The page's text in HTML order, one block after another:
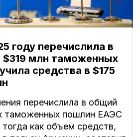
году перечислила в
млн таможенных
средства в $175
перечислила в общий
таможенных пошлин ЕАЭС
как объем средств,